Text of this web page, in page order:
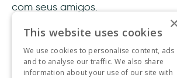
com seus amigos.
4- Flo Health
This website uses cookies
We use cookies to personalise content, ads
and to analyse our traffic. We also share
information about your use of our site with